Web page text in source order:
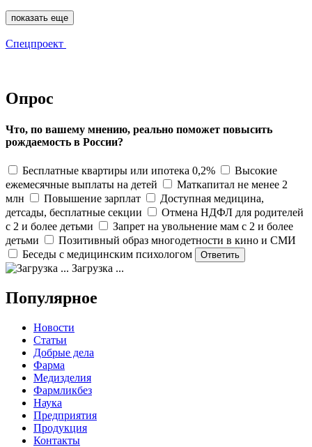
показать еще
Спецпроект
Опрос
Что, по вашему мнению, реально поможет повысить
рождаемость в России?
Бесплатные квартиры или ипотека 0,2%
Высокие
ежемесячные выплаты на детей
Маткапитал не менее 2
млн
Повышение зарплат
Доступная медицина,
детсады, бесплатные секции
Отмена НДФЛ для родителей
с 2 и более детьми
Запрет на увольнение мам с 2 и более
детьми
Позитивный образ многодетности в кино и СМИ
Беседы с медицинским психологом
Загрузка ...
Популярное
Новости
Статьи
Добрые дела
Фарма
Медизделия
Фармликбез
Наука
Предприятия
Продукция
Контакты